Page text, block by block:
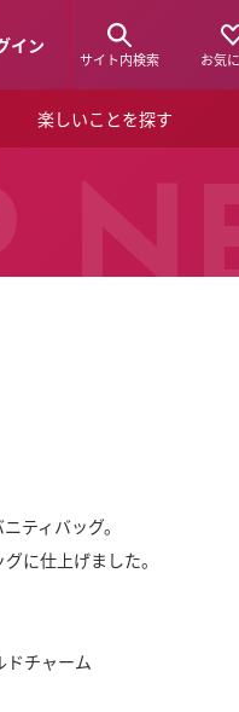
イン
サイト内検索 お気
楽しいことを探す
ショップニュース
ティバッグ。
に仕上げました。
ドチャーム